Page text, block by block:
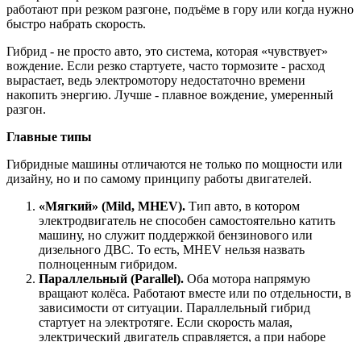
работают при резком разгоне, подъёме в гору или когда нужно
быстро набрать скорость.
Гибрид - не просто авто, это система, которая «чувствует»
вождение. Если резко стартуете, часто тормозите - расход
вырастает, ведь электромотору недостаточно времени
накопить энергию. Лучше - плавное вождение, умеренный
разгон.
Главные типы
Гибридные машины отличаются не только по мощности или
дизайну, но и по самому принципу работы двигателей.
«Мягкий» (Mild, MHEV). Тип авто, в котором
электродвигатель не способен самостоятельно катить
машину, но служит поддержкой бензинового или
дизельного ДВС. То есть, MHEV нельзя назвать
полноценным гибридом.
Параллельный (Parallel). Оба мотора напрямую
вращают колёса. Работают вместе или по отдельности, в
зависимости от ситуации. Параллельный гибрид
стартует на электротяге. Если скорость малая,
электрический двигатель справляется, а при наборе